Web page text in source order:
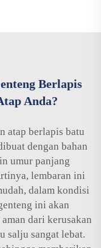
Berlapis
Anda?
atap berlapis batu
dengan bahan
umur panjang
lembaran ini
dalam kondisi
ini akan
dari kerusakan
salju sangat lebat.